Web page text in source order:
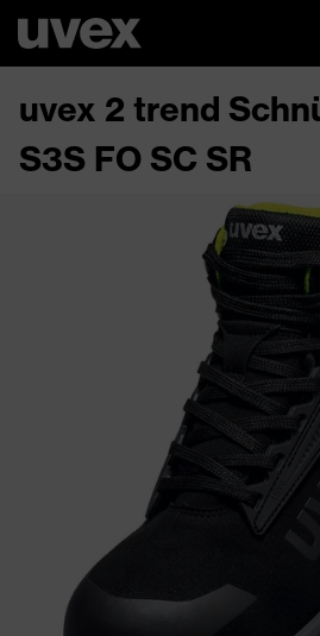
uvex 2 trend
S3S FO SC SR